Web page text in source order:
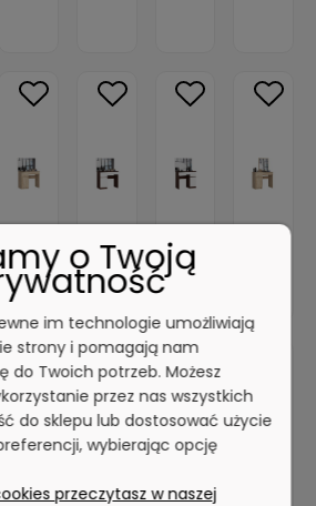
o Twoją
im technologie umożliwiają
strony i pomagają nam
do Twoich potrzeb. Możesz
przez nas wszystkich
do sklepu lub dostosować użycie
wybierając opcję
przeczytasz w naszej